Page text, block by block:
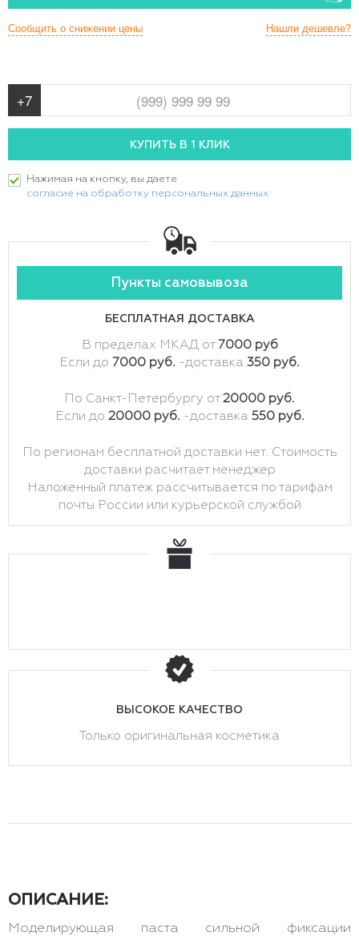
Нашли дешевле?
Сообщить о снижении цены
Нажимая на кнопку, вы даете
согласие на обработку персональных данных
Пункты самовывоза
БЕСПЛАТНАЯ ДОСТАВКА
В пределах МКАД от 7000 руб
Если до 7000 руб. -доставка 350 руб.
По Санкт-Петербургу от20000 руб.
Если до 20000 руб. -доставка 550 руб.
По регионам бесплатной доставки нет. Стоимость
доставки расчитает менеджер
Наложенный платеж рассчитывается по тарифам
почты России или курьерской службой
ВЫСОКОЕ КАЧЕСТВО
Только оригинальная косметика
ОПИСАНИЕ:
Моделирующая паста сильной фиксации